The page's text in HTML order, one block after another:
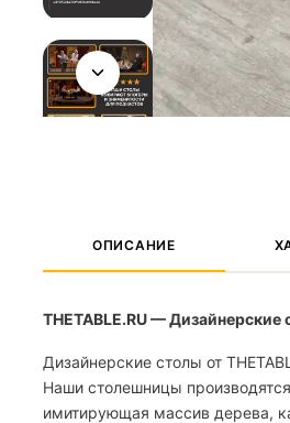
ОПИСАНИЕ
THETABLE.RU — Дизайнерские
Дизайнерские столы от
Наши столешницы
имитирующая массив дерева,